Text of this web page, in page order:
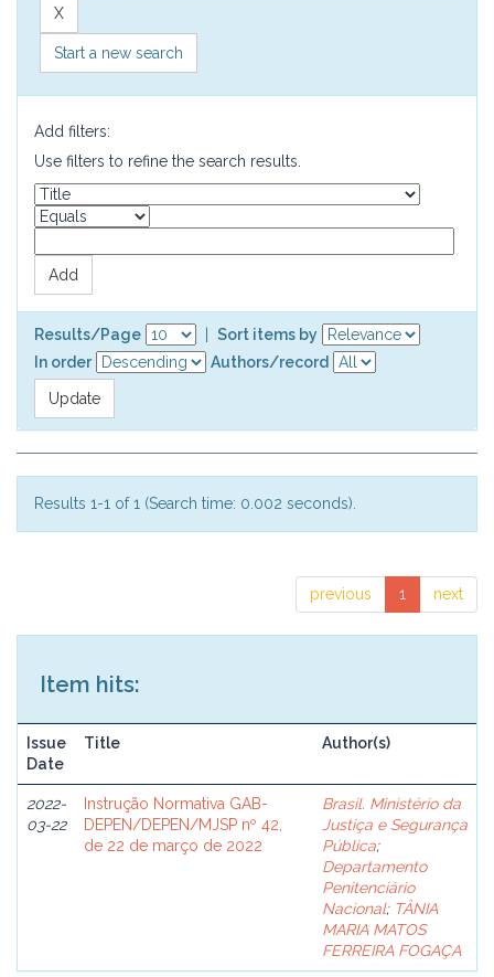
Start a new search
Add filters:
Use filters to refine the search results.
Results/Page
Sort items by
In order
Authors/record
Results 1-1 of 1 (Search time: 0.002 seconds).
previous 1 next
Item hits:
Issue
Date
Title Author(s)
2022-
03-22
Instrução Normativa GAB-
DEPEN/DEPEN/MJSP nº 42,
de 22 de março de 2022
Brasil. Ministério da
Justiça e Segurança
Pública;
Departamento
Penitenciário
Nacional; TÂNIA
MARIA MATOS
FERREIRA FOGAÇA